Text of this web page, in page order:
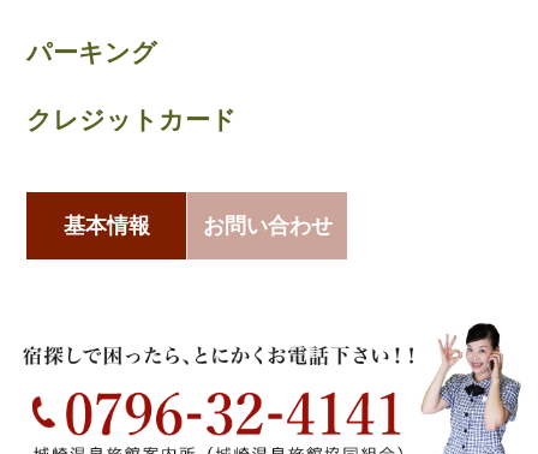
パーキング
クレジットカード
基本情報 お問い合わせ